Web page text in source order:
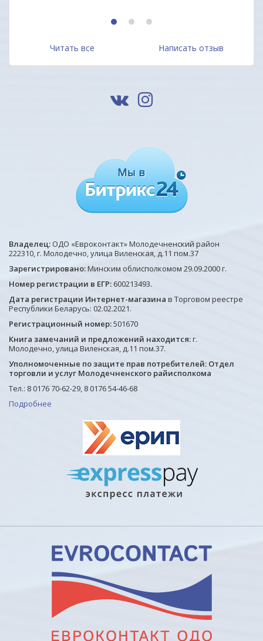
1 2 3
Читать все Написать отзыв
Владелец: ОДО «Евроконтакт» Молодечненский район
222310, г. Молодечно, улица Виленская, д.11 пом.37
Зарегистрировано:Минским облисполкомом 29.09.2000 г.
Номер регистрации в ЕГР: 600213493.
Дата регистрации Интернет-магазина в Торговом реестре
Республики Беларусь: 02.02.2021.
Регистрационный номер:501670
Книга замечаний и предложений находится:г.
Молодечно, улица Виленская, д.11 пом.37.
Уполномоченные по защите прав потребителей: Отдел
торговли и услуг Молодечненского райисполкома
Тел.: 8 0176 70-62-29, 8 0176 54-46-68
Подробнее